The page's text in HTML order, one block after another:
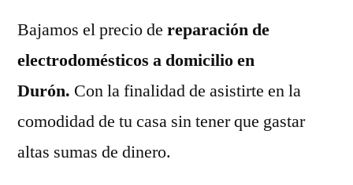
Bajamos el precio de reparación de
electrodomésticos a domicilio en
Durón. Con la finalidad de asistirte en la
comodidad de tu casa sin tener que gastar
altas sumas de dinero.